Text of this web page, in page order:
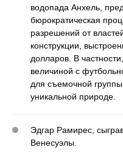
водопада Анхель,
бюрократическая
разрешений от
конструкции,
долларов. В
величиной с
для съемочной
уникальной природе.
Эдгар Рамирес,
Венесуэлы.